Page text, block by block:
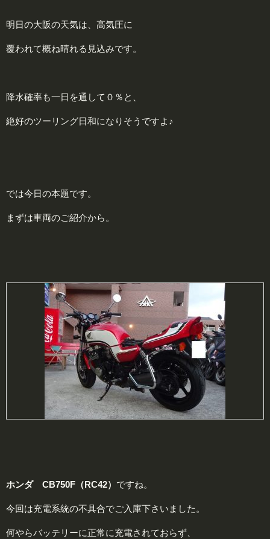
明日の大阪の天気は、高気圧に
覆われて概ね晴れる見込みです。
降水確率も一日を通して０％と、
絶好のツーリング日和になりそうですよ♪
では今日の本題です。
まずは車両のご紹介から。
ホンダ CB750F（RC42） ですね。
今回は充電系統の不具合でご入庫下さいました。
何やらバッテリーに正常に充電されておらず、